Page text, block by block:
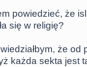
powiedzieć, że
się w religię?
że od
każda sekta jest